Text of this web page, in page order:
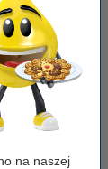
na naszej
80 g/m2 (2500